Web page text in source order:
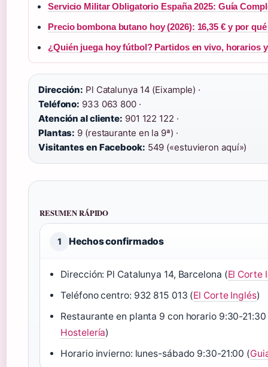
Servicio Militar Obligatorio España 2025: Guía
Precio bombona butano hoy (2026): 16,35 € y por
¿Quién juega hoy fútbol? Partidos en vivo, horarios
Dirección: Pl Catalunya 14 (Eixample) ·
Teléfono: 933 063 800 ·
Atención al cliente: 901 122 122 ·
Plantas: 9 (restaurante en la 9ª) ·
Visitantes en Facebook: 549 («estuvieron aquí»)
RESUMEN RÁPIDO
1 Hechos confirmados
Dirección: Pl Catalunya 14, Barcelona (El Corte
Teléfono centro: 932 815 013 (El Corte Inglés)
Restaurante en planta 9 con horario 9:30-21:30
Hostelería)
Horario invierno: lunes-sábado 9:30-21:00 (